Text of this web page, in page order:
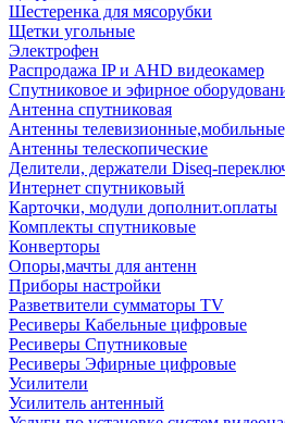
Шестеренка для мясорубки
Щетки угольные
Электрофен
Распродажа IP и AHD видеокамер
Спутниковое и эфирное
Антенна спутниковая
Антенны
Антенны телескопические
Делители, держатели Diseq-
Интернет спутниковый
Карточки, модули дополнит.оплаты
Комплекты спутниковые
Конверторы
Опоры,мачты для антенн
Приборы настройки
Разветвители сумматоры TV
Ресиверы Кабельные цифровые
Ресиверы Спутниковые
Ресиверы Эфирные цифровые
Усилители
Усилитель антенный